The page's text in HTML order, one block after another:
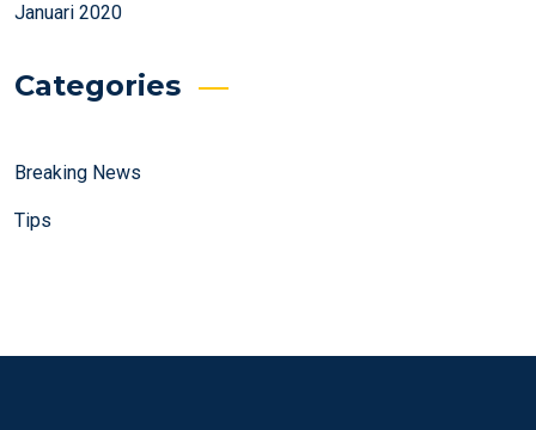
Januari 2020
Categories
Breaking News
Tips